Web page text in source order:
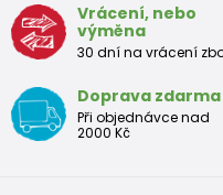
Vrácení, nebo
výměna
30 dní na vrácení
Doprava zdarma
Při objednávce nad
2000 Kč